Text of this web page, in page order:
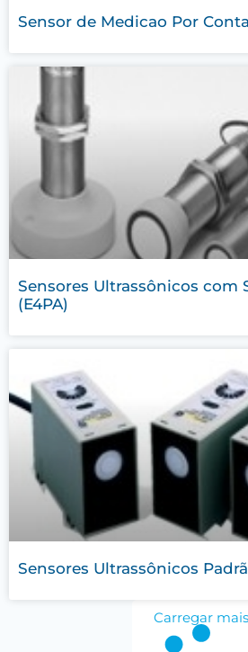
Sensor de Medicao Por
Sensores Ultrassônicos com
(E4PA)
Sensores Ultrassônicos
Carregar mais